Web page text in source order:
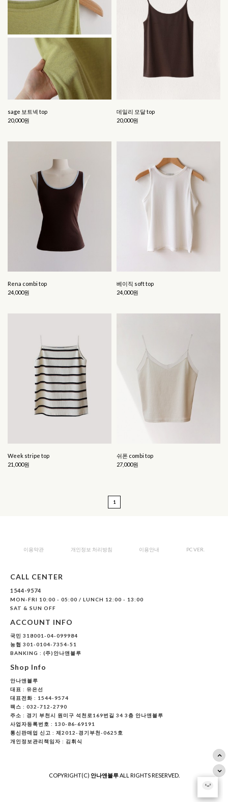
sage 보트넥 top
20,000원
데일리 모달 top
20,000원
Rena combi top
24,000원
베이직 soft top
24,000원
Week stripe top
21,000원
쉬폰 combi top
27,000원
1
이용약관 개인정보 처리방침 이용안내 PC VER.
CALL CENTER
1544-9574
MON-FRI 10:00 - 05:00 / LUNCH 12:00 - 13:00
SAT & SUN OFF
ACCOUNT INFO
국민 318001-04-099984
농협 301-0104-7354-51
BANKING : (주)안나앤블루
Shop Info
안나앤블루
대표 : 유은선
대표전화 : 1544-9574
팩스 : 032-712-2790
주소 : 경기 부천시 원미구 석천로169번길 34 3층 안나앤블루
사업자등록번호 : 130-86-69191
통신판매업 신고 : 제2012-경기부천-0625호
개인정보관리책임자 : 김휘식
COPYRIGHT(C) 안나앤블루ALL RIGHTS RESERVED.